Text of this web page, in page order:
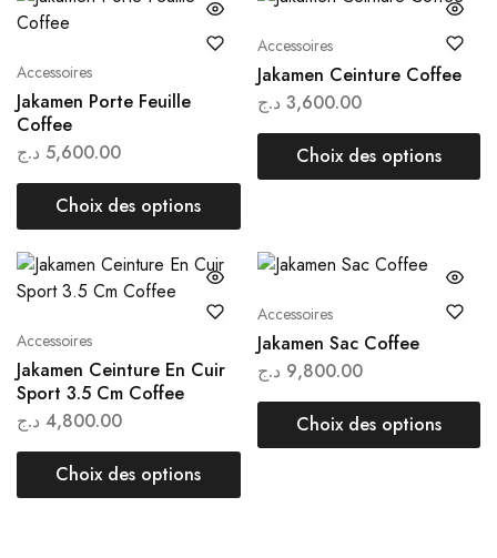
Accessoires
Jakamen Porte Feuille
Coffee
5,600.00 د.ج
Choix des options
Accessoires
Jakamen Ceinture Coffee
3,600.00 د.ج
Choix des options
Accessoires
Jakamen Ceinture En Cuir
Sport 3.5 Cm Coffee
4,800.00 د.ج
Choix des options
Accessoires
Jakamen Sac Coffee
9,800.00 د.ج
Choix des options